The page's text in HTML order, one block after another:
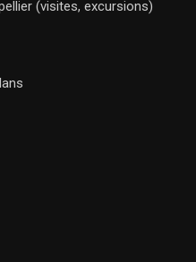
(visites, excursions)